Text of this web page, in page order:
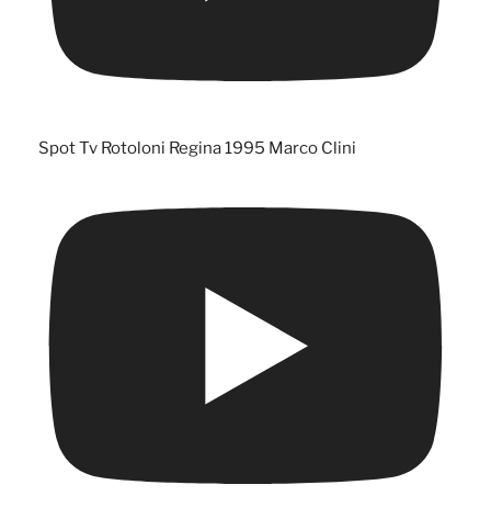
Spot Tv Rotoloni Regina 1995 Marco Clini